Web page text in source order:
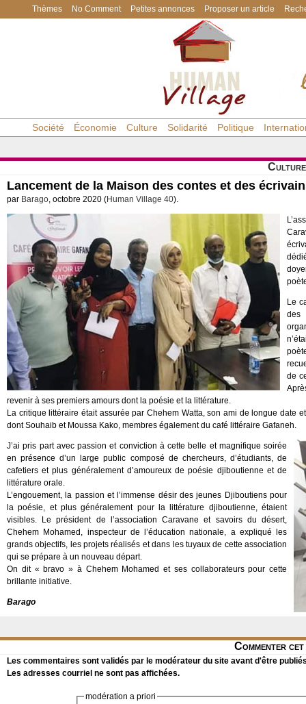
Thèmes No Comment Petites annonces Proposer un article
Société Économie Culture Solidarité Politique
Culture
Lancement de la Maison des contes et des
par Barago, octobre 2020 (Human Village 40).
Le
des
de
revenir à ses premiers amours dont la poésie et la littérature.
La critique littéraire était assurée par Chehem Watta, son ami de longue date
dont Souhaib et Moussa Kako, membres également du café littéraire Gafaneh.
J’ai pris part avec passion et conviction à cette belle et magnifique soirée
en présence d’un large public composé de chercheurs, d’étudiants, de
cafetiers et plus généralement d’amoureux de poésie djiboutienne et de
littérature orale.
L’engouement, la passion et l’immense désir des jeunes Djiboutiens pour
la poésie, et plus généralement pour la littérature djiboutienne, étaient
visibles. Le président de l’association Caravane et savoirs du désert,
Chehem Mohamed, inspecteur de l’éducation nationale, a expliqué les
grands objectifs, les projets réalisés et dans les tuyaux de cette association
qui se prépare à un nouveau départ.
On dit « bravo » à Chehem Mohamed et ses collaborateurs pour cette
brillante initiative.
Barago
Commenter
Les commentaires sont validés par le modérateur du site avant d'être
Les adresses courriel ne sont pas affichées.
modération a priori